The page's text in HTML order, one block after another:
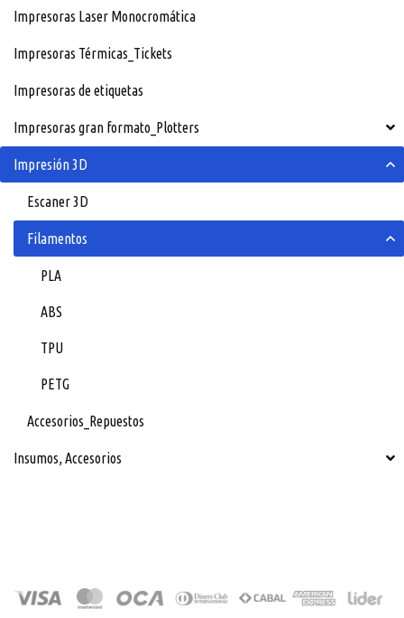
Impresoras Laser Monocromática
Impresoras Térmicas_Tickets
Impresoras de etiquetas
Impresoras gran formato_Plotters
Impresión 3D
Escaner 3D
Filamentos
PLA
ABS
TPU
PETG
Accesorios_Repuestos
Insumos, Accesorios